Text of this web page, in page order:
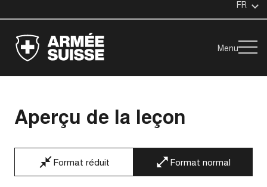
FR
Menu
Aperçu de la leçon
Format réduit Format normal